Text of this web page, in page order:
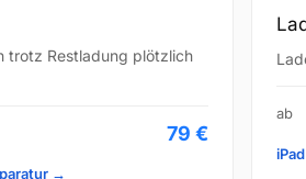
trotz Restladung plötzlich
79 €
→
ab